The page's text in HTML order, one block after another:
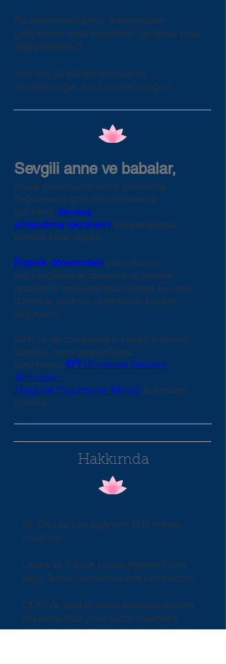
İlk, Orta ve Lise eğitimimi TED Ankara
Koleji’nde,
Lisans ve Yüksek Lisans eğitimimi Orta
Doğu Teknik Üniversitesi’nde tamamladım.
ODTÜ'de asistan olarak başlayan çalışma
hayatıma 2002 yılına kadar Hacettepe
Üniversitesi Tıp Fakültesi’nde devam ettim.
Sevgili anne ve babalar,
Küçük çocuklarınızı kendi geleneksel
değerlerinize göre yetiştirebilmeniz
için hangi davranış
yönlendirme tekniklerini kullanacağınıza
beraber karar verelim.
Ergenlik dönemindeki çocuklarınızın
sizi kaygılandıran tavırlarını ve bunların
nedenlerini anlayabilmenizi, onlara bu zorlu
dönemde yardımcı olabilmenizi beraber
sağlayalım.
Sizin ya da çocuklarınızın yaşam kalitesini
düşüren, başa çıkamadığınız
sorunlarınızı EFT(Emotional Freedom
Technique -
Duygusal Özgürleşme Tekniği) ile beraber
çözelim.
Bu onaylamadığımız davranışların
gelişmesini nasıl engelleriz, gelişirse nasıl
değiştirebiliriz?
Yani sevgili süngerlerimize ne
damlatacağız, nasıl damlatacağız?
Hakkımda